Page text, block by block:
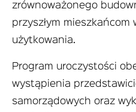
zrównoważonego
przyszłym mieszkańcom
użytkowania.
Program uroczystości
wystąpienia
samorządowych oraz